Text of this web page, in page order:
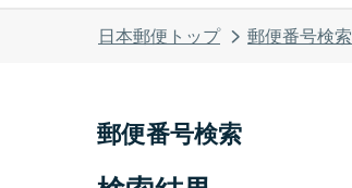
日本郵便トップ 郵便番号検索
郵便番号検索